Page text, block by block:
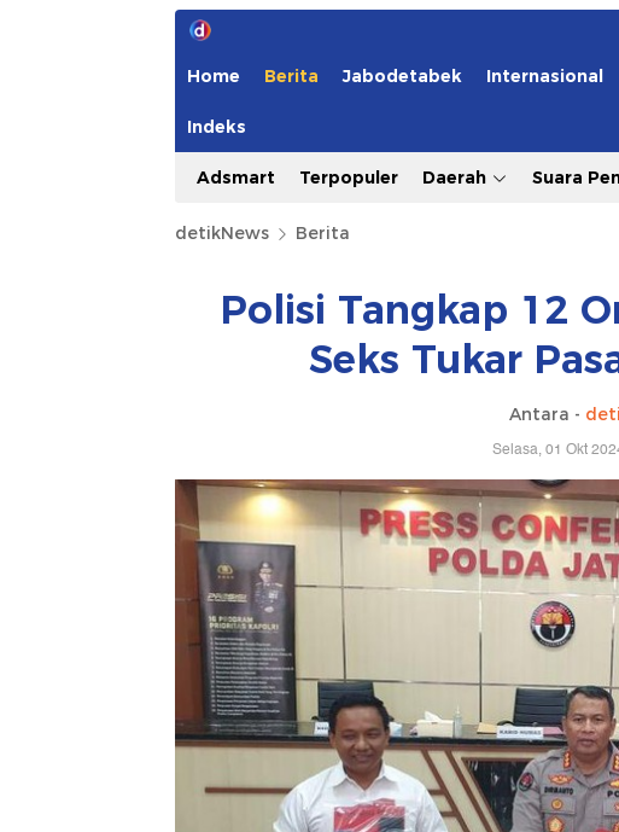
Home Berita Jabodetabek Internasional
Indeks
Adsmart Terpopuler Daerah Suara
detikNews Berita
Polisi Tangkap 12
Seks Tukar
Antara -
Selasa, 01 Okt